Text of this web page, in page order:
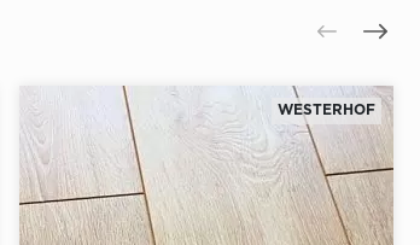
WESTERHOF